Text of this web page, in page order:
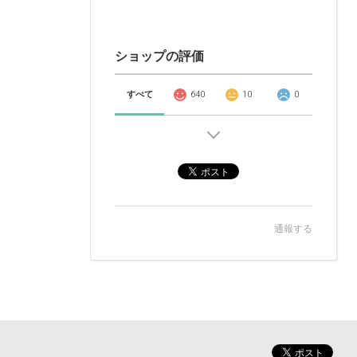
ショップの評価
すべて 640 10 0
通報する